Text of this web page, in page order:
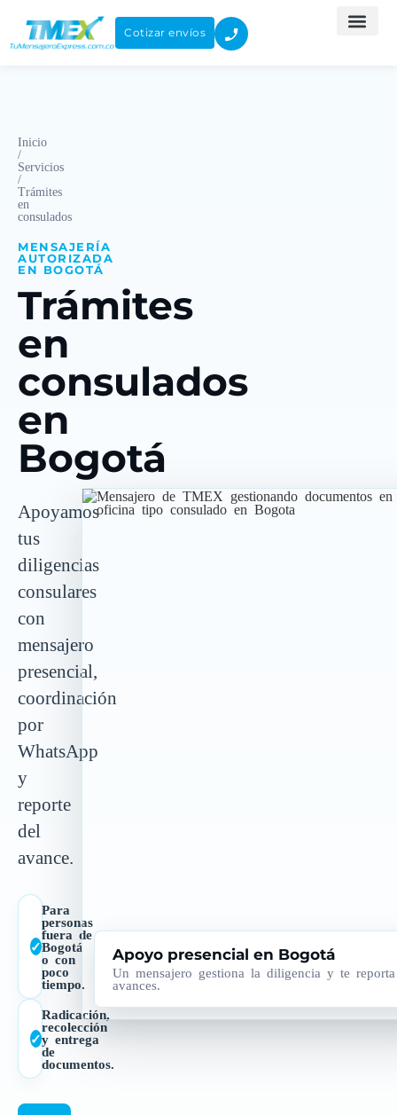
Cotizar envíos
Inicio
/
Servicios
/
Trámites
en
consulados
MENSAJERÍA
AUTORIZADA
EN BOGOTÁ
Trámites
en
consulados
en
Bogotá
Apoyamos
tus
diligencias
consulares
con
mensajero
presencial,
coordinación
por
WhatsApp
y
reporte
del
avance.
✓
Para
personas
fuera de
Bogotá
o con
poco
tiempo.
✓
Radicación,
recolección
y entrega
de
documentos.
Apoyo presencial en Bogotá
Un mensajero gestiona la diligencia y te reporta
avances.